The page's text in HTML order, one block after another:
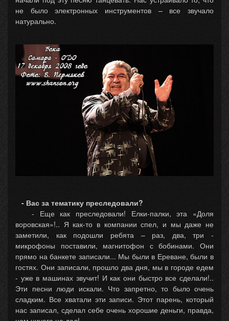
не было электронных инструментов – все звучало
натурально.
- Вас за тематику преследовали?
- Еще как преследовали! Елки-палки, эта «Доля
воровская»!.. Я как-то в компании спел, и мы даже не
заметили, как подошли ребята – раз, два, три -
микрофоны поставили, магнитофон с бобинами. Они
прямо на банкете записали... Мы были в Ереване, были в
гостях. Они записали, прошло два дня, мы в городе едем
- уже в машинах звучит! И как они быстро все сделали!..
Эти песни люди искали. Что запретно, то было очень
сладким. Все хватали эти записи. Этот парень, который
нас записал, сделал себе очень хорошие деньги, правда,